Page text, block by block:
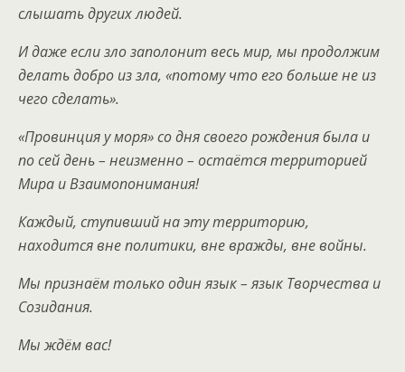
слышать других людей.
И даже если зло заполонит весь мир, мы продолжим
делать добро из зла, «потому что его больше не из
чего сделать».
«Провинция у моря» со дня своего рождения была и
по сей день – неизменно – остаётся территорией
Мира и Взаимопонимания!
Каждый, ступивший на эту территорию,
находится вне политики, вне вражды, вне войны.
Мы признаём только один язык – язык Творчества и
Созидания.
Мы ждём вас!